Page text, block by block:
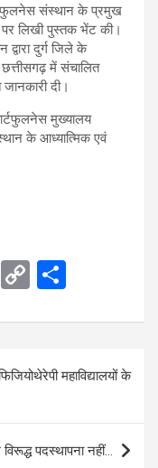
संस्थान के प्रमुख
पर लिखी पुस्तक भेंट की।
दुर्ग जिले के
में संचालित
दी।
मुख्यालय
के आध्यात्मिक एवं
G
C
py
Li
n
k
ar
e
महाविद्यालयों के
पदस्थापना नहीं…